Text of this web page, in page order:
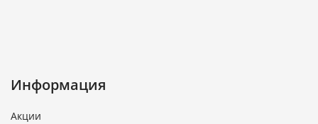
Информация
Акции